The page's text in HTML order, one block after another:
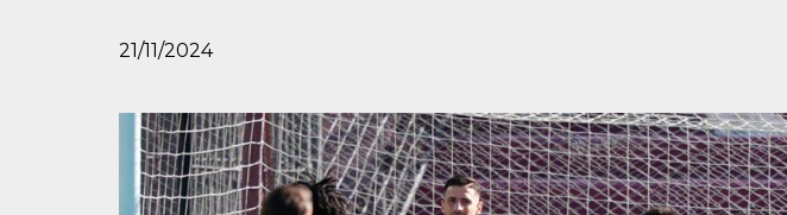
21/11/2024